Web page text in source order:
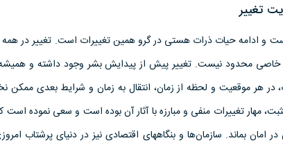
تغییر
و ادامه حیات ذرات هستی در گرو همین تغییرات است. تغییر در
خاصی محدود نیست. تغییر پیش از پیدایش بشر وجود داشته و
هر موقعیت و لحظه از زمان، انتقال به زمان و شرایط بعدی ممکن
مهار تغییرات منفی و مبارزه با آثار آن بوده است و سعی نموده است
در امان بماند. سازمان‌ها و بنگاههای اقتصادی نیز در دنیای پرشتاب